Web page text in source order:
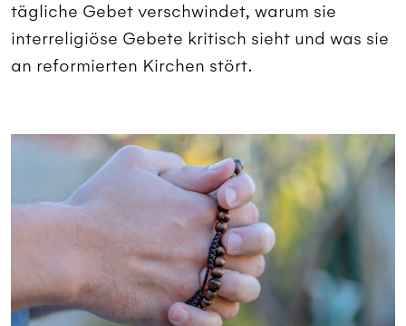
tägliche Gebet verschwindet, warum sie
interreligiöse Gebete kritisch sieht und was sie
an reformierten Kirchen stört.